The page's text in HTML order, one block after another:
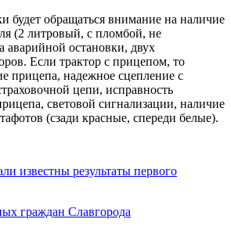
будет обращаться внимание на наличие
(2 литровый, с пломбой, не
аварийной остановки, двух
Если трактор с прицепом, то
прицепа, надежное сцепление с
цепи, исправность
световой сигнализации, наличие
(сзади красные, спереди белые).
известны результаты первого
граждан Славгорода